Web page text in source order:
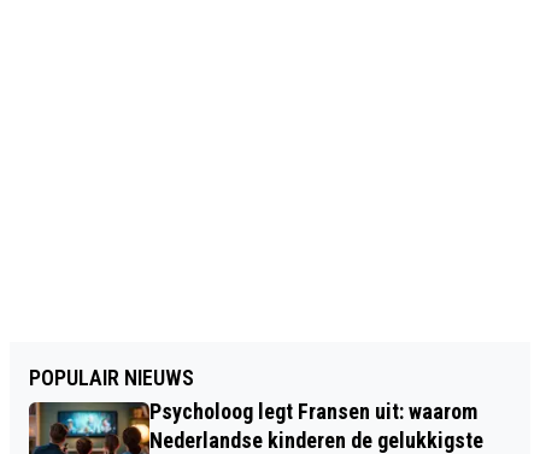
POPULAIR NIEUWS
Psycholoog legt Fransen uit: waarom
Nederlandse kinderen de gelukkigste